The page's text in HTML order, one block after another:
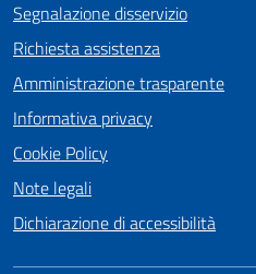
Segnalazione disservizio
Richiesta assistenza
Amministrazione trasparente
Informativa privacy
Cookie Policy
Note legali
Dichiarazione di accessibilità